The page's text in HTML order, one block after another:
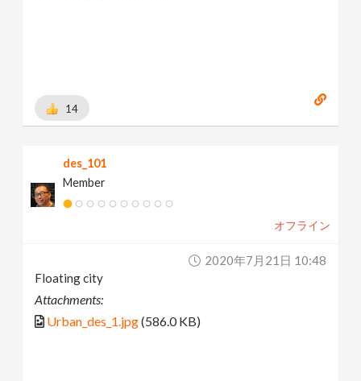
14
des_101
Member
オフライン
2020年7月21日 10:48
Floating city
Attachments:
Urban_des_1.jpg(586.0 KB)